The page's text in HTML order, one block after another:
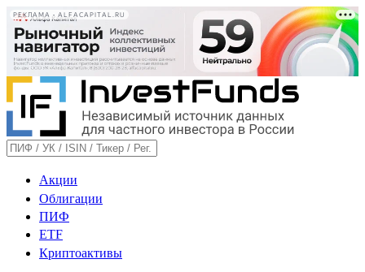
РЕКЛАМА • ALFACAPITAL.RU
Акции
Облигации
ПИФ
ETF
Криптоактивы